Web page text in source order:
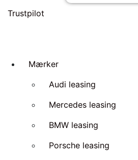
Trustpilot
Mærker
Audi leasing
Mercedes leasing
BMW leasing
Porsche leasing